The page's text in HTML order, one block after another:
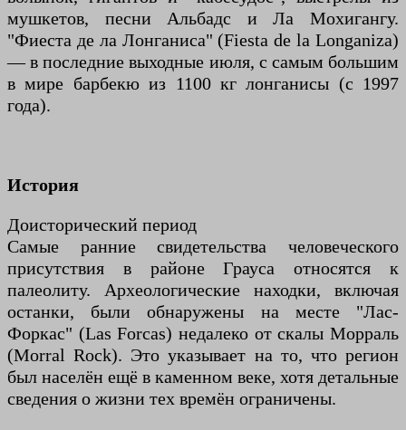
мушкетов, песни Альбадс и Ла Мохигангу.
"Фиеста де ла Лонганиса" (Fiesta de la Longaniza)
— в последние выходные июля, с самым большим
в мире барбекю из 1100 кг лонганисы (с 1997
года).
История
Доисторический период
Самые ранние свидетельства человеческого
присутствия в районе Грауса относятся к
палеолиту. Археологические находки, включая
останки, были обнаружены на месте "Лас-
Форкас" (Las Forcas) недалеко от скалы Морраль
(Morral Rock). Это указывает на то, что регион
был населён ещё в каменном веке, хотя детальные
сведения о жизни тех времён ограничены.